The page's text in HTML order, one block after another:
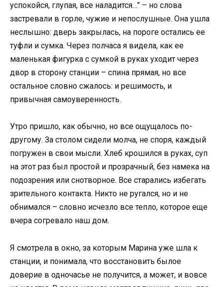
успокойся, глупая, все наладится…” – но слова
застревали в горле, чужие и непослушные. Она ушла
неслышно: дверь закрылась, на пороге остались ее
туфли и сумка. Через полчаса я видела, как ее
маленькая фигурка с сумкой в руках уходит через
двор в сторону станции – спина прямая, но все
остальное словно сжалось: и решимость, и
привычная самоуверенность.
Утро пришло, как обычно, но все ощущалось по-
другому. За столом сидели молча, не споря, каждый
погружен в свои мысли. Хлеб крошился в руках, суп
на этот раз был простой и прозрачный, без намека на
подозрения или снотворное. Все старались избегать
зрительного контакта. Никто не ругался, но и не
обнимался – словно исчезло все тепло, которое еще
вчера согревало наш дом.
Я смотрела в окно, за которым Марина уже шла к
станции, и понимала, что восстановить былое
доверие в одночасье не получится, а может, и вовсе